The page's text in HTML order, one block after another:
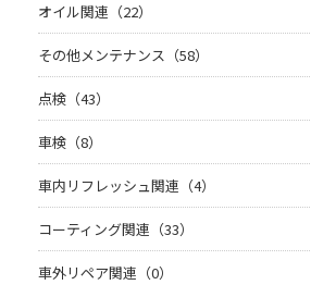
オイル関連（22）
その他メンテナンス（58）
点検（43）
車検（8）
車内リフレッシュ関連（4）
コーティング関連（33）
車外リペア関連（0）